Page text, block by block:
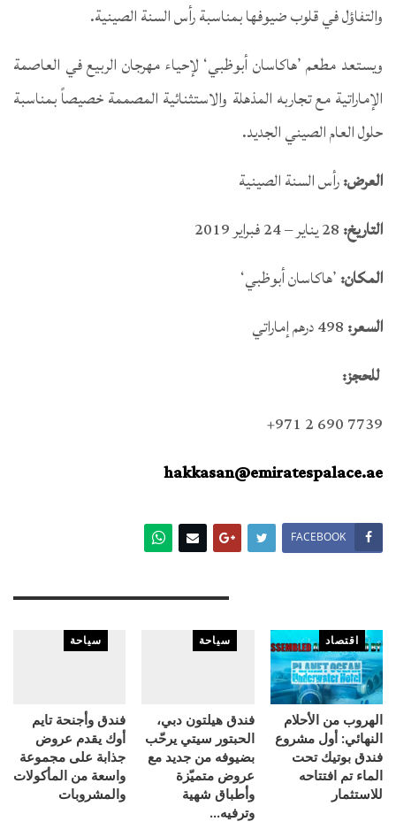
والتفاؤل في قلوب ضيوفها بمناسبة رأس السنة الصينية.
ويستعد مطعم ’هاكاسان أبوظبي‘ لإحياء مهرجان الربيع في العاصمة
الإماراتية مع تجاربه المذهلة والاستثنائية المصممة خصيصاً بمناسبة
حلول العام الصيني الجديد.
العرض:رأس السنة الصينية
التاريخ:
المكان:’هاكاسان أبوظبي‘
السعر:
للحجز:
7739 690 2 971+
hakkasan@emiratespalace.ae
FACEBOOK
اقتصاد
الهروب من الأحلام
النهائي: أول مشروع
فندق بوتيك تحت
الماء تم افتتاحه
للاستثمار
سياحة
فندق هيلتون دبي،
الحبتور سيتي يرحّب
بضيوفه من جديد مع
عروض متميّزة
وأطباق شهية
وترفيه…
سياحة
فندق وأجنحة تايم
أوك يقدم عروض
جذابة على مجموعة
واسعة من المأكولات
والمشروبات